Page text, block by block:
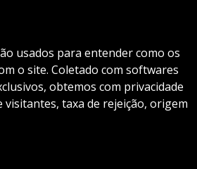
usados para entender como os
o site. Coletado com softwares
obtemos com privacidade
visitantes, taxa de rejeição, origem